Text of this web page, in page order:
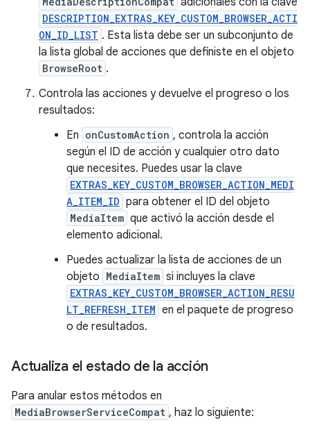
DESCRIPTION_EXTRAS_KEY_CUSTOM_BROWSER_ACTI
ON_ID_LIST . Esta lista debe ser un subconjunto de
la lista global de acciones que definiste en el objeto
BrowseRoot .
Controla las acciones y devuelve el progreso o los
resultados:
En onCustomAction , controla la acción
según el ID de acción y cualquier otro dato
que necesites. Puedes usar la clave
EXTRAS_KEY_CUSTOM_BROWSER_ACTION_MEDI
A_ITEM_ID para obtener el ID del objeto
MediaItem que activó la acción desde el
elemento adicional.
Puedes actualizar la lista de acciones de un
objeto MediaItem si incluyes la clave
EXTRAS_KEY_CUSTOM_BROWSER_ACTION_RESU
LT_REFRESH_ITEM en el paquete de progreso
o de resultados.
Actualiza el estado de la acción
Para anular estos métodos en
MediaBrowserServiceCompat , haz lo siguiente: